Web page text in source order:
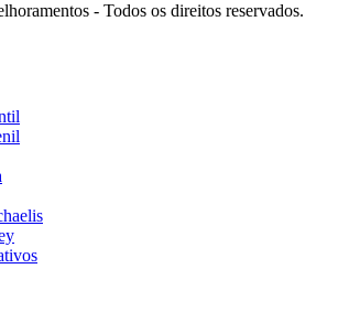
- Todos os direitos reservados.